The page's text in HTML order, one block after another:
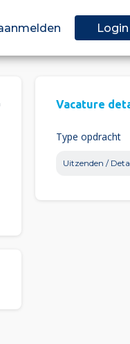
Login
Vacature
Type opdracht
Uitzenden /